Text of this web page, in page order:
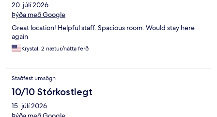
20. júlí 2026
Þýða með Google
Great location! Helpful staff. Spacious room. Would stay here
again
Krystal, 2 nætur/nátta ferð
Staðfest umsögn
10/10 Stórkostlegt
15. júlí 2026